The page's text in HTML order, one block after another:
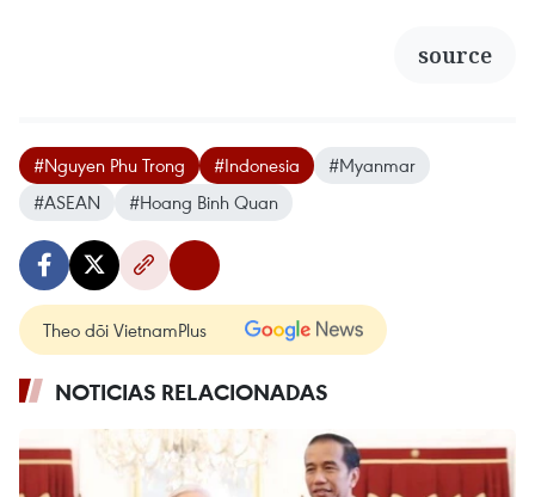
source
#Nguyen Phu Trong #Indonesia
#Myanmar
#ASEAN
#Hoang Binh Quan
Theo dõi VietnamPlus
NOTICIAS RELACIONADAS